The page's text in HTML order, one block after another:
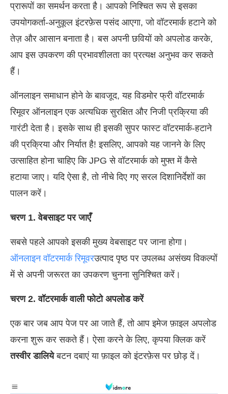
प्रारूपों का समर्थन करता है। आपको निश्चित रूप से इसका
उपयोगकर्ता-अनुकूल इंटरफ़ेस पसंद आएगा, जो वॉटरमार्क हटाने को
तेज़ और आसान बनाता है। बस अपनी छवियों को अपलोड करके,
आप इस उपकरण की प्रभावशीलता का प्रत्यक्ष अनुभव कर सकते
हैं।
ऑनलाइन समाधान होने के बावजूद, यह विडमोर फ्री वॉटरमार्क
रिमूवर ऑनलाइन एक अत्यधिक सुरक्षित और निजी प्रक्रिया की
गारंटी देता है। इसके साथ ही इसकी सुपर फास्ट वॉटरमार्क-हटाने
की प्रक्रिया और निर्यात है! इसलिए, आपको यह जानने के लिए
उत्साहित होना चाहिए कि JPG से वॉटरमार्क को मुफ्त में कैसे
हटाया जाए। यदि ऐसा है, तो नीचे दिए गए सरल दिशानिर्देशों का
पालन करें।
चरण 1. वेबसाइट पर जाएँ
सबसे पहले आपको इसकी मुख्य वेबसाइट पर जाना होगा।
ऑनलाइन वॉटरमार्क रिमूवरउत्पाद पृष्ठ पर उपलब्ध असंख्य विकल्पों
में से अपनी जरूरत का उपकरण चुनना सुनिश्चित करें।
चरण 2. वॉटरमार्क वाली फोटो अपलोड करें
एक बार जब आप पेज पर आ जाते हैं, तो आप इमेज फ़ाइल अपलोड
करना शुरू कर सकते हैं। ऐसा करने के लिए, कृपया क्लिक करें
तस्वीर डालियेबटन दबाएं या फ़ाइल को इंटरफ़ेस पर छोड़ दें।